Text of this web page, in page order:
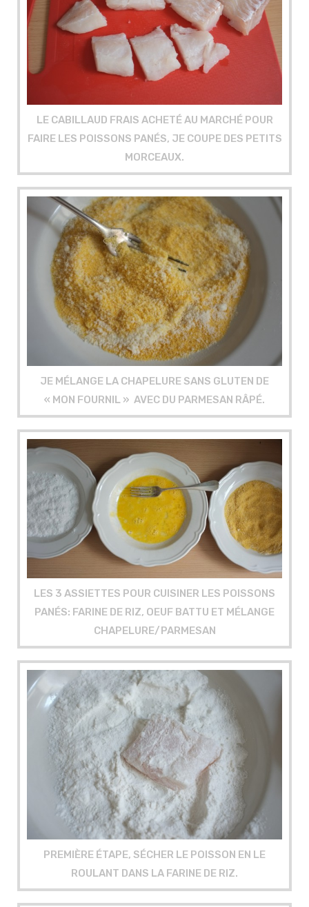
LE CABILLAUD FRAIS ACHETÉ AU MARCHÉ POUR
FAIRE LES POISSONS PANÉS, JE COUPE DES PETITS
MORCEAUX.
JE MÉLANGE LA CHAPELURE SANS GLUTEN DE
« MON FOURNIL » AVEC DU PARMESAN RÂPÉ.
LES 3 ASSIETTES POUR CUISINER LES POISSONS
PANÉS: FARINE DE RIZ, OEUF BATTU ET MÉLANGE
CHAPELURE/PARMESAN
PREMIÈRE ÉTAPE, SÉCHER LE POISSON EN LE
ROULANT DANS LA FARINE DE RIZ.